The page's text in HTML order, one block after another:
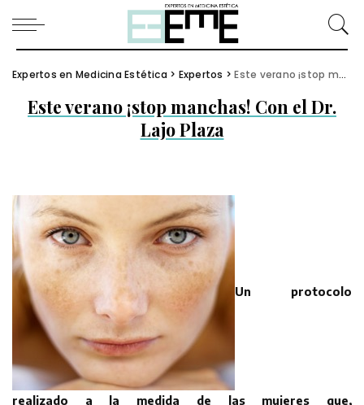
Expertos en Medicina Estética > Expertos >Este verano ¡stop manchas! Con el Dr. Lajo Plaza
Este verano ¡stop manchas! Con el Dr.
Lajo Plaza
Un protocolo
realizado a la medida de las mujeres que,